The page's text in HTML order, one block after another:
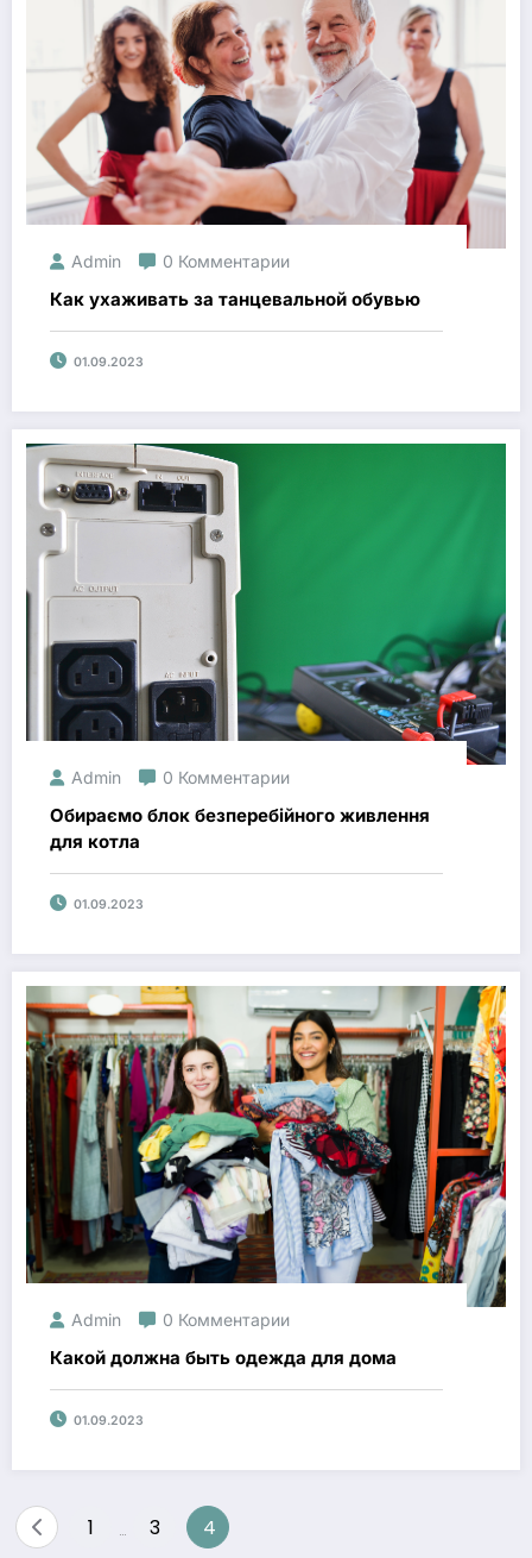
Admin 0 Комментарии
Как ухаживать за танцевальной обувью
01.09.2023
Admin 0 Комментарии
Обираємо блок безперебійного живлення
для котла
01.09.2023
Admin 0 Комментарии
Какой должна быть одежда для дома
01.09.2023
Навигация
1 3 4